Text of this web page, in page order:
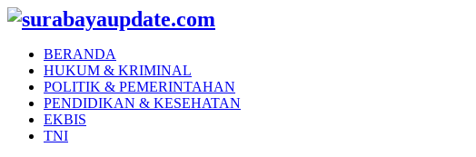
BERANDA
HUKUM & KRIMINAL
POLITIK & PEMERINTAHAN
PENDIDIKAN & KESEHATAN
EKBIS
TNI